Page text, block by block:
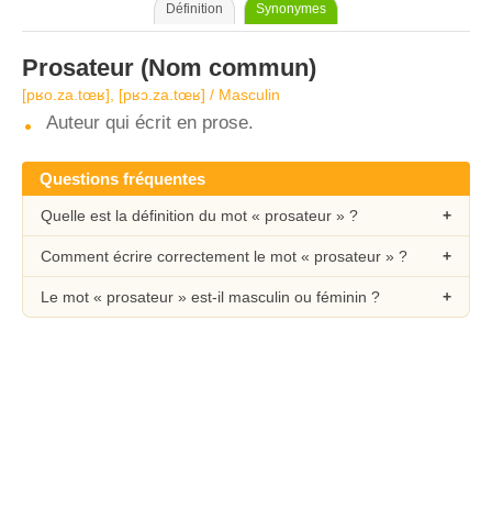
Définition Synonymes
Prosateur (Nom commun)
[pʁo.za.tœʁ], [pʁɔ.za.tœʁ] / Masculin
Auteur qui écrit en prose.
Questions fréquentes
Quelle est la définition du mot « prosateur » ?
Comment écrire correctement le mot « prosateur » ?
Le mot « prosateur » est-il masculin ou féminin ?